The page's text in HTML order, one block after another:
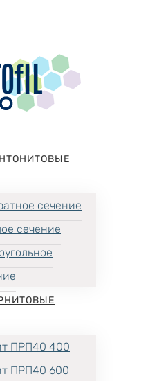
сечение
сечение
ПРП40 400
ПРП40 600